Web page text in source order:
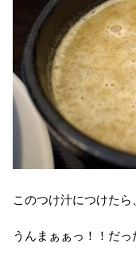
このつけ汁につけたら
うんまぁぁっ！！だ